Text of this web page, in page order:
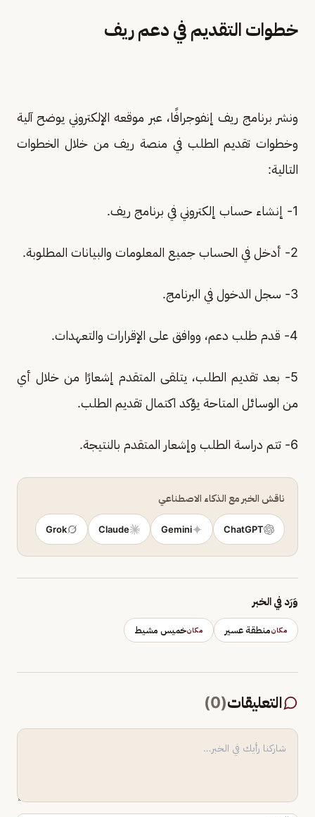
خطوات التقديم في دعم ريف
ونشر برنامج ريف إنفوجرافًا، عبر موقعه الإلكتروني يوضح آلية
وخطوات تقديم الطلب في منصة ريف من خلال الخطوات
التالية:
1- إنشاء حساب إلكتروني في برنامج ريف.
2- أدخل في الحساب جميع المعلومات والبيانات المطلوبة.
3- سجل الدخول في البرنامج.
4- قدم طلب دعم، ووافق على الإقرارات والتعهدات.
5- بعد تقديم الطلب، يتلقى المتقدم إشعارًا من خلال أي
من الوسائل المتاحة يؤكد اكتمال تقديم الطلب.
6- تتم دراسة الطلب وإشعار المتقدم بالنتيجة.
ناقش الخبر مع الذكاء الاصطناعي
ChatGPT
Gemini
Claude
Grok
وَرَد في الخبر
مكانمنطقة عسير مكانخميس مشيط
التعليقات(
0
)